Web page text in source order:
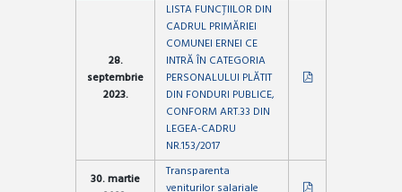
28.
septembrie
2023.
LISTA FUNCȚIILOR DIN
CADRUL PRIMĂRIEI
COMUNEI ERNEI CE
INTRĂ ÎN CATEGORIA
PERSONALULUI PLĂTIT
DIN FONDURI PUBLICE,
CONFORM ART.33 DIN
LEGEA-CADRU
NR.153/2017
30. martie
Transparenta